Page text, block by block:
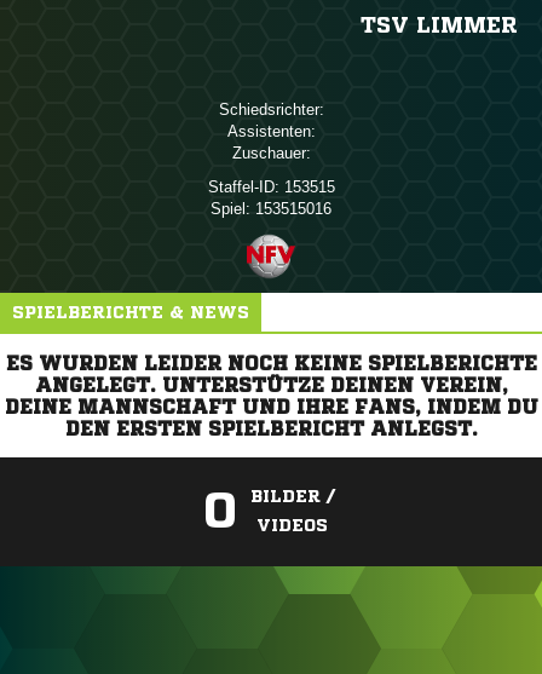
TSV LIMMER
Schiedsrichter:
Assistenten:
Zuschauer:
Staffel-ID: 153515
Spiel: 153515016
SPIELBERICHTE & NEWS
ES WURDEN LEIDER NOCH KEINE SPIELBERICHTE
ANGELEGT. UNTERSTÜTZE DEINEN VEREIN,
DEINE MANNSCHAFT UND IHRE FANS, INDEM DU
DEN ERSTEN SPIELBERICHT ANLEGST.
0
BILDER /
VIDEOS